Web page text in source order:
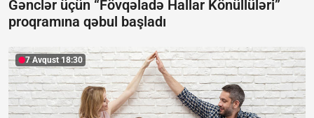
Gənclər üçün “Fövqəladə Hallar Könüllüləri”
proqramına qəbul başladı
7 Avqust 18:30